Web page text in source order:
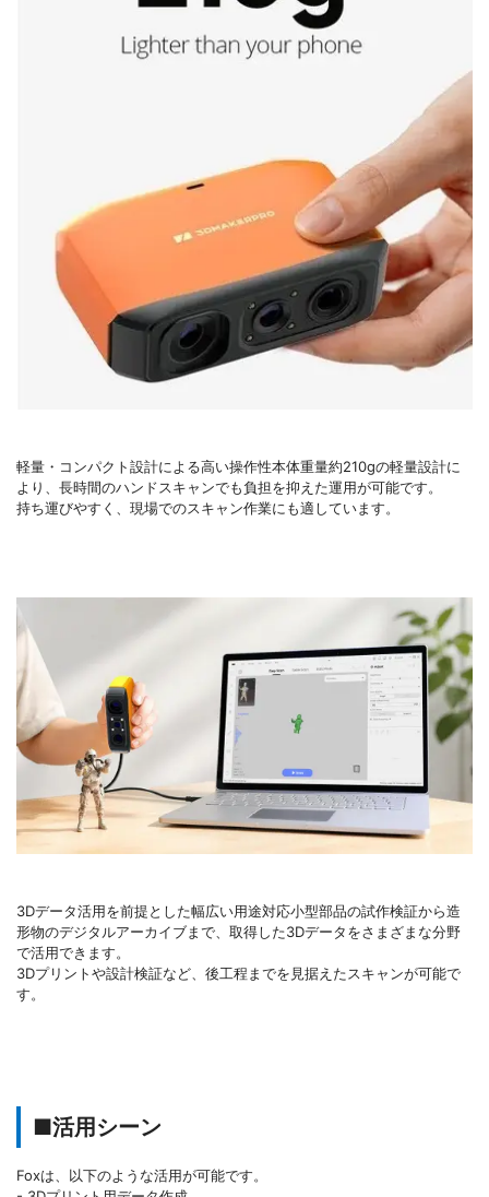
軽量・コンパクト設計による高い操作性本体重量約210gの軽量設計に
より、長時間のハンドスキャンでも負担を抑えた運用が可能です。
持ち運びやすく、現場でのスキャン作業にも適しています。
3Dデータ活用を前提とした幅広い用途対応小型部品の試作検証から造
形物のデジタルアーカイブまで、取得した3Dデータをさまざまな分野
で活用できます。
3Dプリントや設計検証など、後工程までを見据えたスキャンが可能で
す。
■活用シーン
Foxは、以下のような活用が可能です。